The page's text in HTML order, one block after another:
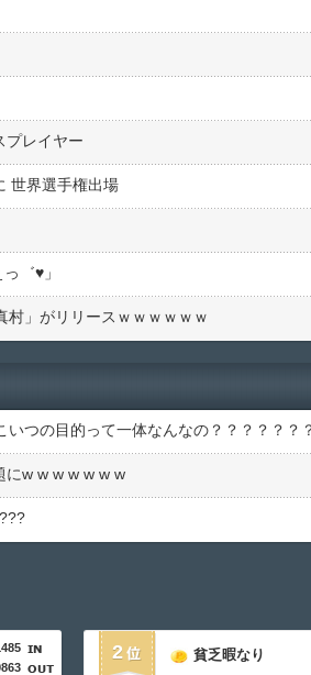
プレイヤー
世界選手権出場
゛♥」
村」がリリースｗｗｗｗｗｗ
つの目的って一体なんなの？？？？？？
にw w w w w w w
2 貧乏暇なり